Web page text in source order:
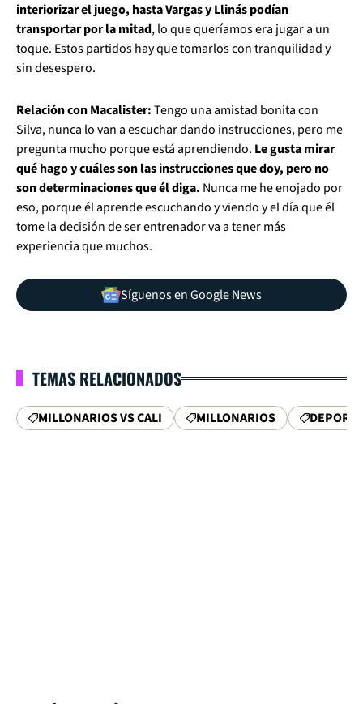
interiorizar el juego, hasta Vargas y Llinás podían
transportar por la mitad, lo que queríamos era jugar a un
toque. Estos partidos hay que tomarlos con tranquilidad y
sin desespero.
Relación con Macalister:Tengo una amistad bonita con
Silva, nunca lo van a escuchar dando instrucciones, pero me
pregunta mucho porque está aprendiendo. Le gusta mirar
qué hago y cuáles son las instrucciones que doy, pero no
son determinaciones que él diga. Nunca me he enojado por
eso, porque él aprende escuchando y viendo y el día que él
tome la decisión de ser entrenador va a tener más
experiencia que muchos.
Síguenos en Google News
TEMAS RELACIONADOS
MILLONARIOS VS CALI MILLONARIOS